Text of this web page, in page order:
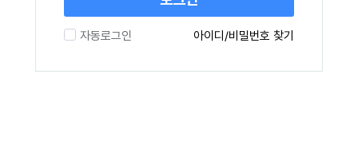
자동로그인 아이디/비밀번호 찾기